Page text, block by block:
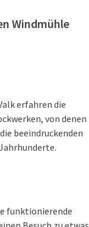
Windmühle
erfahren die
von denen
beeindruckenden
funktionierende